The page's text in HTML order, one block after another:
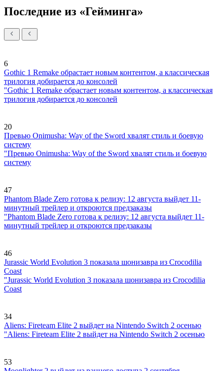
Последние из «Гейминга»
6
Gothic 1 Remake обрастает новым контентом, а классическая
трилогия добирается до консолей
"Gothic 1 Remake обрастает новым контентом, а классическая
трилогия добирается до консолей
20
Превью Onimusha: Way of the Sword хвалят стиль и боевую
систему
"Превью Onimusha: Way of the Sword хвалят стиль и боевую
систему
47
Phantom Blade Zero готова к релизу: 12 августа выйдет 11-
минутный трейлер и откроются предзаказы
"Phantom Blade Zero готова к релизу: 12 августа выйдет 11-
минутный трейлер и откроются предзаказы
46
Jurassic World Evolution 3 показала шонизавра из Crocodilia
Coast
"Jurassic World Evolution 3 показала шонизавра из Crocodilia
Coast
34
Aliens: Fireteam Elite 2 выйдет на Nintendo Switch 2 осенью
"Aliens: Fireteam Elite 2 выйдет на Nintendo Switch 2 осенью
53